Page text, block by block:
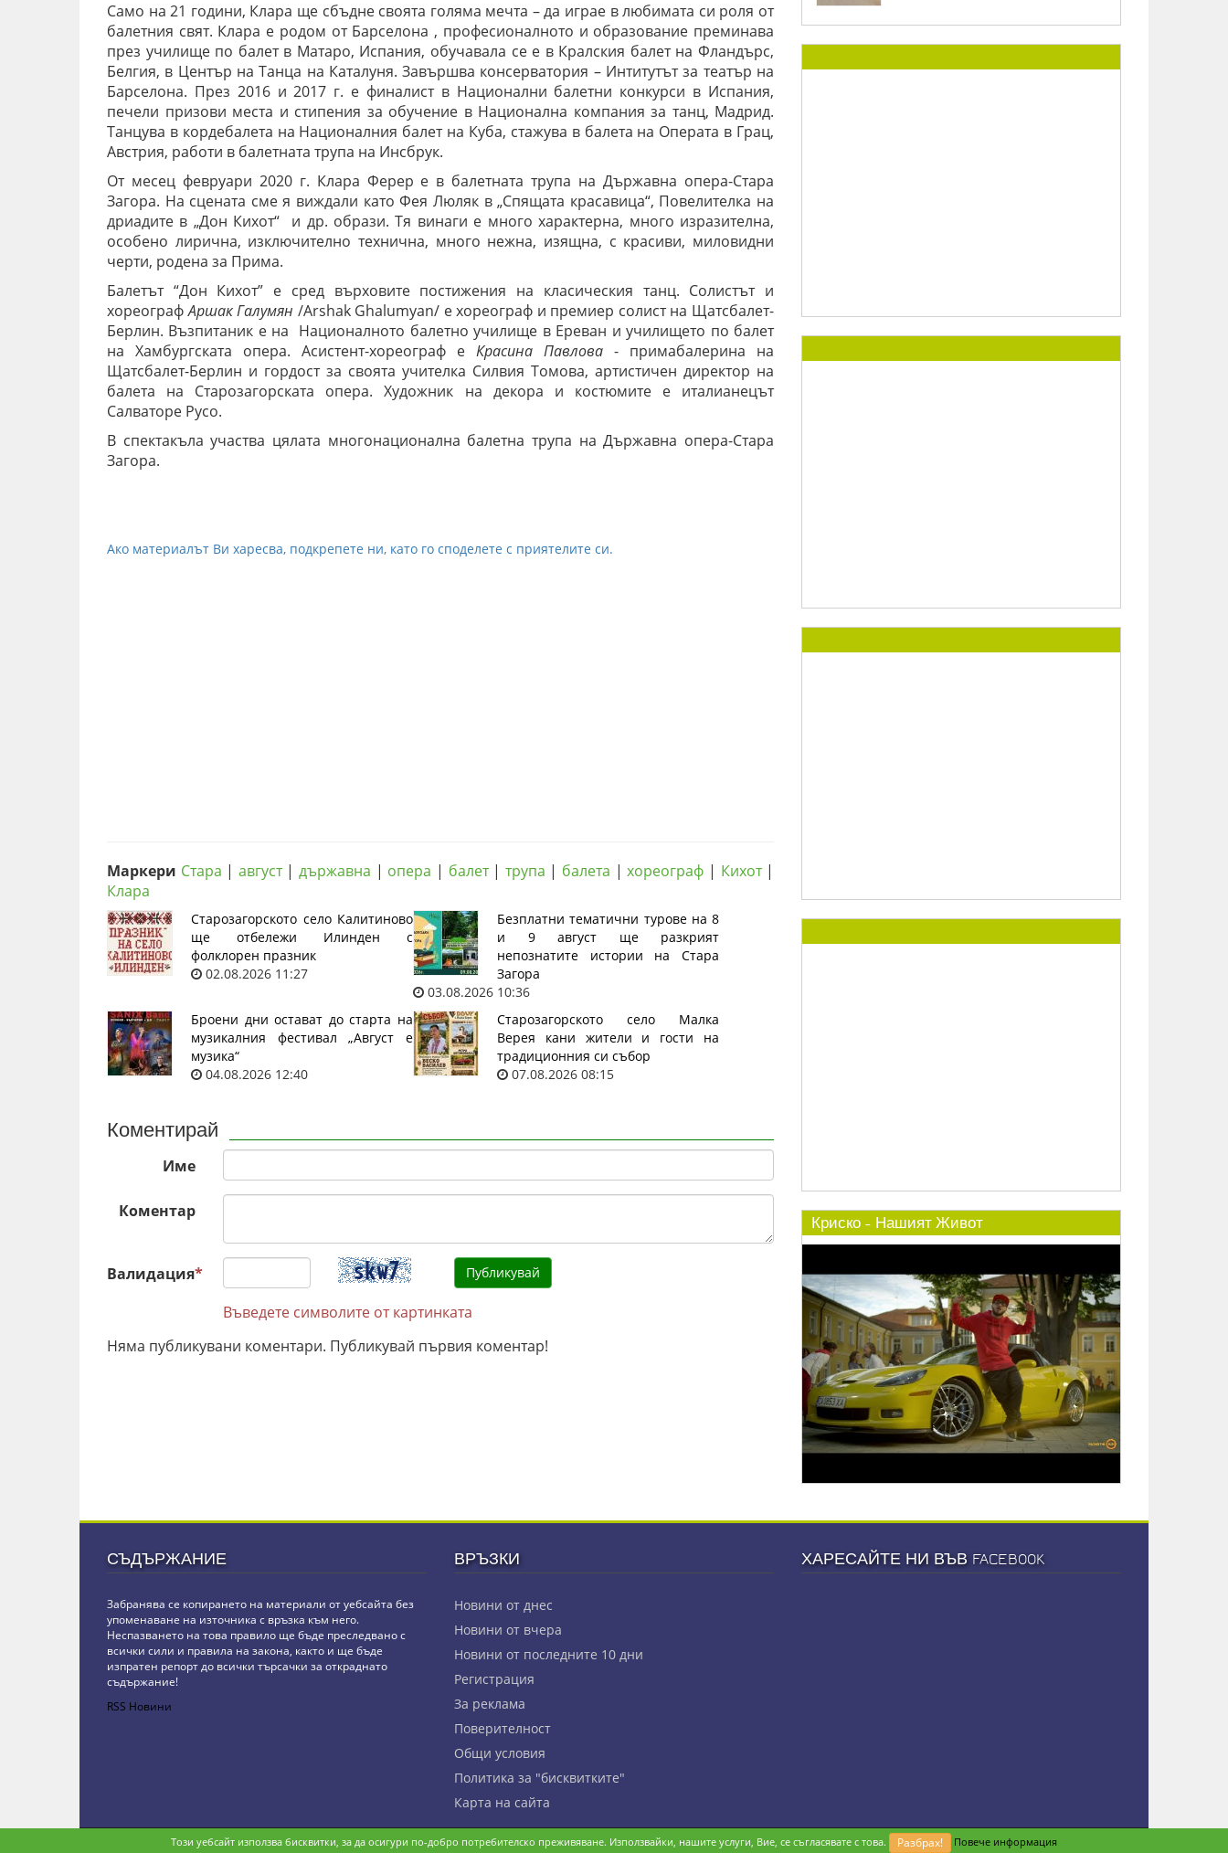
Само на 21 години, Клара ще сбъдне своята голяма мечта – да играе в любимата си роля от
балетния свят. Клара е родом от Барселона , професионалното и образование преминава
през училище по балет в Матаро, Испания, обучавала се е в Кралския балет на Фландърс,
Белгия, в Център на Танца на Каталуня. Завършва консерватория – Интитутът за театър на
Барселона. През 2016 и 2017 г. е финалист в Национални балетни конкурси в Испания,
печели призови места и стипения за обучение в Национална компания за танц, Мадрид.
Танцува в кордебалета на Националния балет на Куба, стажува в балета на Операта в Грац,
Австрия, работи в балетната трупа на Инсбрук.
От месец февруари 2020 г. Клара Ферер е в балетната трупа на Държавна опера-Стара
Загора. На сцената сме я виждали като Фея Люляк в „Спящата красавица“, Повелителка на
дриадите в „Дон Кихот“ и др. образи. Тя винаги е много характерна, много изразителна,
особено лирична, изключително технична, много нежна, изящна, с красиви, миловидни
черти, родена за Прима.
Балетът “Дон Кихот” е сред върховите постижения на класическия танц. Солистът и
хореографАршак Галумян /Arshak Ghalumyan/ е хореограф и премиер солист на Щатсбалет-
Берлин. Възпитаник е на Националното балетно училище в Ереван и училището по балет
на Хамбургската опера. Асистент-хореограф е Красина Павлова - примабалерина на
Щатсбалет-Берлин и гордост за своята учителка Силвия Томова, артистичен директор на
балета на Старозагорската опера. Художник на декора и костюмите е италианецът
Салваторе Русо.
В спектакъла участва цялата многонационална балетна трупа на Държавна опера-Стара
Загора.
Ако материалът Ви харесва, подкрепете ни, като го споделете с приятелите си.
Маркери Стара | август|държавна | опера | балет| трупа | балета |хореограф | Кихот|
Клара
Старозагорското село Калитиново
ще отбележи Илинден с
фолклорен празник
02.08.2026 11:27
Безплатни тематични турове на 8
и 9 август ще разкрият
непознатите истории на Стара
Загора
03.08.2026 10:36
Броени дни остават до старта на
музикалния фестивал „Август е
музика“
04.08.2026 12:40
Старозагорското село Малка
Верея кани жители и гости на
традиционния си събор
07.08.2026 08:15
Коментирай
Име
Коментар
Валидация*
Въведете символите от картинката
Няма публикувани коментари. Публикувай първия коментар!
Криско - Нашият Живот
СЪДЪРЖАНИЕ
Забранява се копирането на материали от уебсайта без
упоменаване на източника с връзка към него.
Неспазването на това правило ще бъде преследвано с
всички сили и правила на закона, както и ще бъде
изпратен репорт до всички търсачки за откраднато
съдържание!
RSS Новини
ВРЪЗКИ
Новини от днес
Новини от вчера
Новини от последните 10 дни
Регистрация
За реклама
Πoвepитeлнocт
Общи условия
Политика за "бисквитките"
Карта на сайта
ХАРЕСАЙТЕ НИ ВЪВ FACEBOOK
Copyright © stz24.com. Developed by BPage CMS.
Този уебсайт използва бисквитки, за да осигури по-добро потребителско преживяване. Използвайки, нашите услуги, Вие, се съгласявате с това. Разбрах! Повече информация